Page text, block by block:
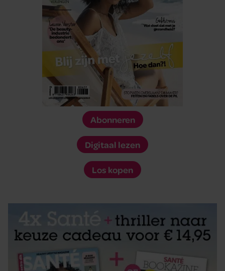
Abonneren
Digitaal lezen
Los kopen